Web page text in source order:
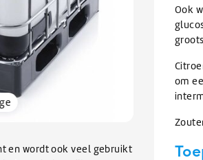
Foam
Ventilatiekanalen
/ Onderdelenreinigers
BEKIJK ALLE
BEKIJK ALLE ONDERHOUD
BEKIJK ALLE VERHUUR
en wordt ook veel gebruikt
Ook
om